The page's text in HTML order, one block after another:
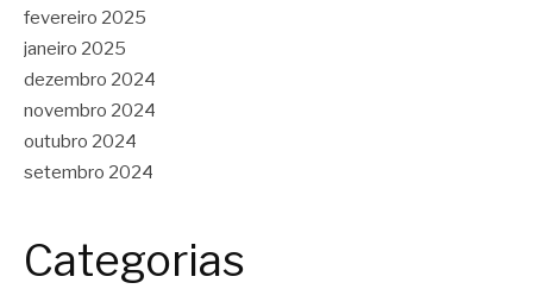
fevereiro 2025
janeiro 2025
dezembro 2024
novembro 2024
outubro 2024
setembro 2024
Categorias